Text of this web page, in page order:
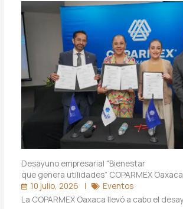
Desayuno empresarial “Bienestar
que genera utilidades” COPARMEX Oaxaca
10 julio, 2026
Eventos
La COPARMEX Oaxaca llevó a cabo el